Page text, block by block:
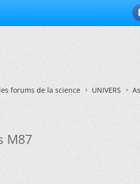
forums de la science UNIVERS
M87